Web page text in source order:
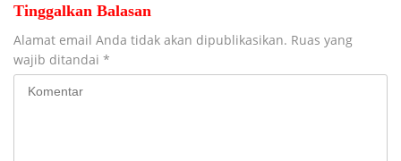
Tinggalkan Balasan
Alamat email Anda tidak akan dipublikasikan. Ruas yang
wajib ditandai *